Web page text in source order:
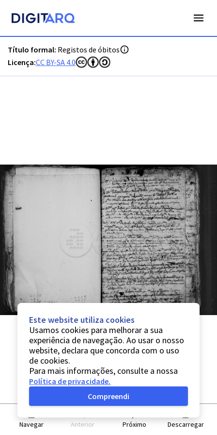
Título formal: Registos de óbitos
Licença:CC BY-SA 4.0
Navegar Anterior Próximo Descarregar
Este website utiliza cookies
Usamos cookies para melhorar a sua
experiência de navegação. Ao usar o nosso
website, declara que concorda com o uso
de cookies.
Para mais informações, consulte a nossa
Política de privacidade.
Compreendi